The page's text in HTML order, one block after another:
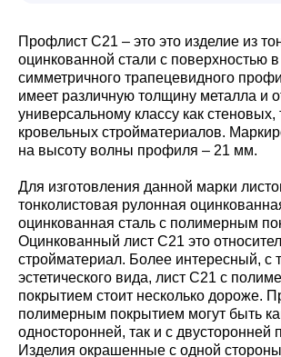
Профлист С21 – это это изделие из
оцинкованной стали с поверхностью
симметричного трапецевидного
имеет различную толщину металла и
универсальному классу как стеновых,
кровельных стройматериалов.
на высоту волны профиля – 21 мм.
Для изготовления данной марки
тонколистовая рулонная
оцинкованная сталь с полимерным
Оцинкованный лист С21 это
стройматериал. Более интересный, с
эстетического вида, лист С21 с
покрытием стоит несколько дороже.
полимерным покрытием могут быть
односторонней, так и с двусторонней
Изделия окрашенные с одной